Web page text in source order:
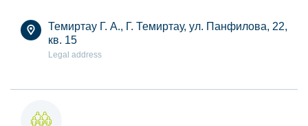
Темиртау Г. А., Г. Темиртау, ул. Панфилова, 22,
кв. 15
Legal address